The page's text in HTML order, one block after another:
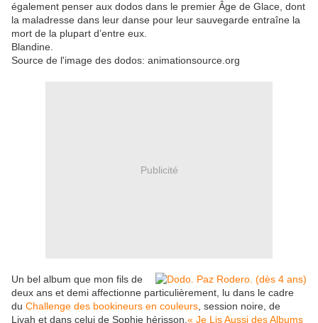
également penser aux dodos dans le premier Âge de Glace, dont
la maladresse dans leur danse pour leur sauvegarde entraîne la
mort de la plupart d’entre eux.
Blandine.
Source de l'image des dodos: animationsource.org
Publicité
Un bel album que mon fils de
deux ans et demi affectionne particulièrement, lu dans le cadre
du Challenge des bookineurs en couleurs , session noire, de
Liyah et dans celui de Sophie hérisson, « Je Lis Aussi des Albums